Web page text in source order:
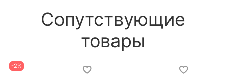
Сопутствующие
товары
-2%